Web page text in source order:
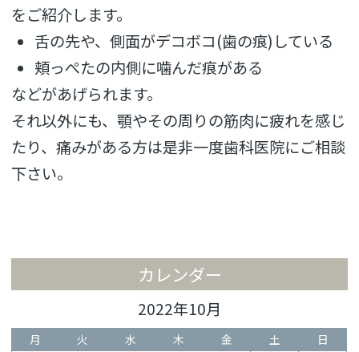
をご紹介します。
舌の先や、側面がデコボコ(歯の痕)している
頬っぺたの内側に噛んだ痕がある
などがあげられます。
それ以外にも、顎やその周りの筋肉に疲れを感じ
たり、痛みがある方は是非一度歯科医院にご相談
下さい。
カレンダー
2022年10月
月 火 水 木 金 土 日